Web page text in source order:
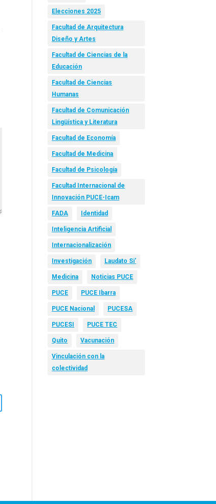
Elecciones 2025
Facultad de Arquitectura
Diseño y Artes
Facultad de Ciencias de la
Educación
Facultad de Ciencias
Humanas
Facultad de Comunicación
Lingüística y Literatura
Facultad de Economía
Facultad de Medicina
Facultad de Psicología
Facultad Internacional de
Innovación PUCE-Icam
FADA Identidad
Inteligencia Artificial
Internacionalización
Investigación Laudato Si’
Medicina Noticias PUCE
PUCE PUCE Ibarra
PUCE Nacional PUCESA
PUCESI PUCE TEC
Quito Vacunación
Vinculación con la
colectividad